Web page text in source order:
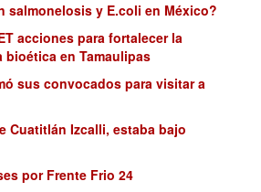
salmonelosis y E.coli en México?
acciones para fortalecer la
bioética en Tamaulipas
sus convocados para visitar a
Cuatitlán Izcalli, estaba bajo
por Frente Frio 24